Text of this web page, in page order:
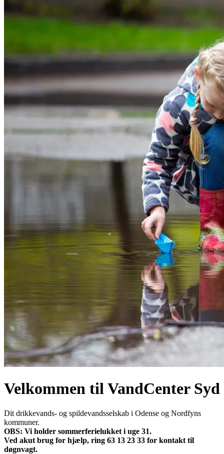
Velkommen til VandCenter Syd
Dit drikkevands- og spildevandsselskab i Odense og Nordfyns
kommuner.
OBS: Vi holder sommerferielukket i uge 31.
Ved akut brug for hjælp, ring 63 13 23 33 for kontakt til
døgnvagt.